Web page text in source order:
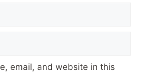
email, and website in this